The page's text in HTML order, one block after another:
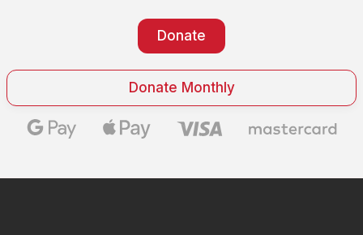
Donate
Donate Monthly